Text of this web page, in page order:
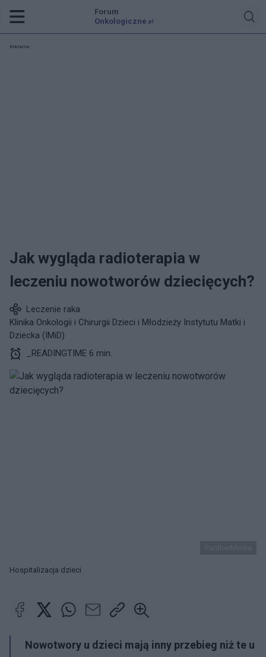
Forum
Onkologiczne .pl
Reklama:
Jak wygląda radioterapia w
leczeniu nowotworów dziecięcych?
Leczenie raka
Klinika Onkologii i Chirurgii Dzieci i Młodzieży Instytutu Matki i
Dziecka (IMiD)
_READINGTIME 6 min.
Hospitalizacja dzieci
Nowotwory u dzieci mają inny przebieg niż te u